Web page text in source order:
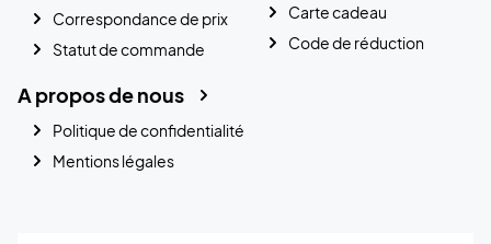
Correspondance de prix
Statut de commande
Carte cadeau
Code de réduction
A propos de nous
Politique de confidentialité
Mentions légales